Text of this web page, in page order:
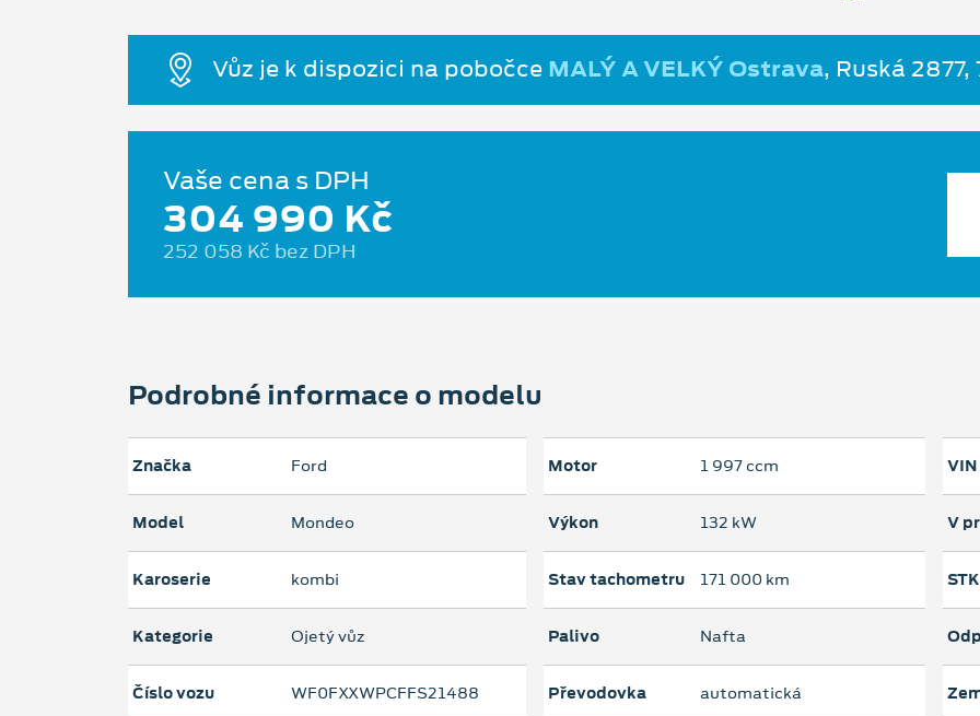
Vůz je k dispozici na pobočce MALÝ A VELKÝ Ostrava, Ruská
Vaše cena s DPH
304 990 Kč
252 058 Kč bez DPH
Podrobné informace o modelu
Značka Ford
Model Mondeo
Karoserie kombi
Kategorie Ojetý vůz
Číslo vozu WF0FXXWPCFFS21488
Motor 1 997 ccm
Výkon 132 kW
Stav tachometru 171 000 km
Palivo Nafta
Převodovka automatická
VIN
V